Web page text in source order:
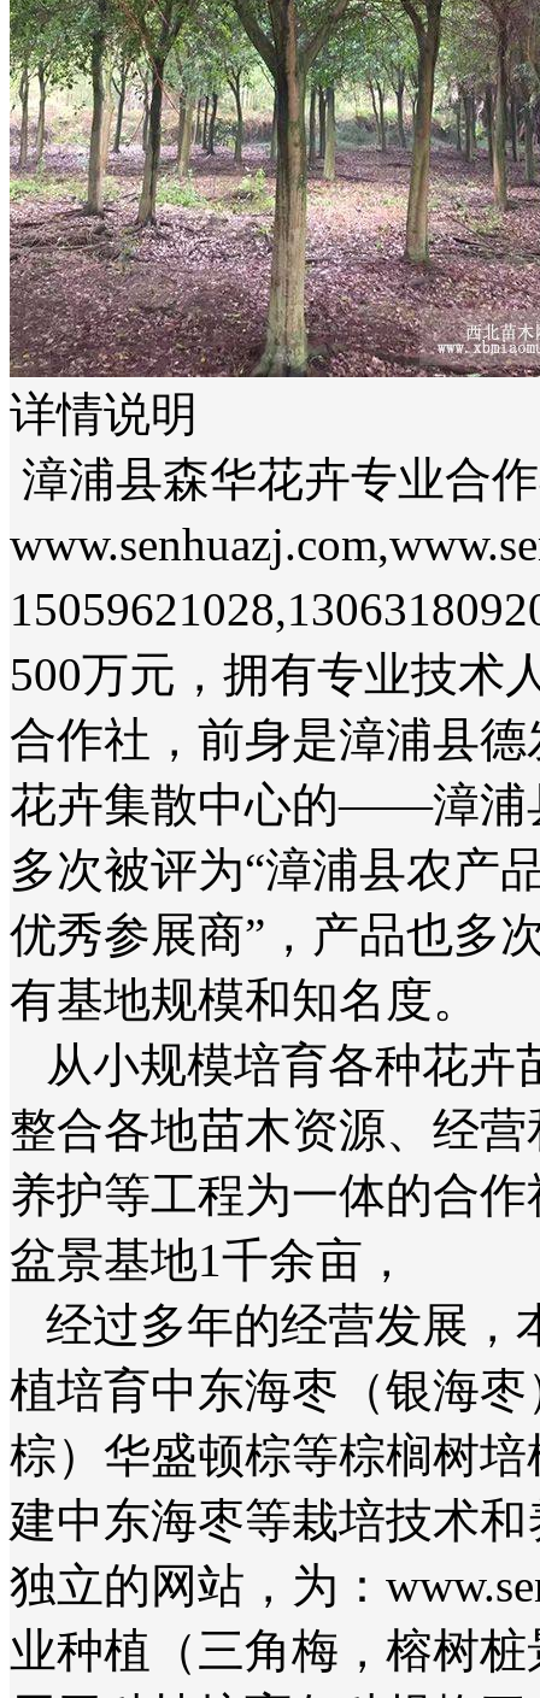
详情说明
漳浦县森华花卉专业合
500万元，拥有专业技术
合作社，前身是漳浦县
花卉集散中心的——漳浦
多次被评为“漳浦县农产
优秀参展商”，产品也多
有基地规模和知名度。
从小规模培育各种花卉
整合各地苗木资源、经
养护等工程为一体的合
盆景基地1千余亩，
经过多年的经营发展，
植培育中东海枣（银海
棕）华盛顿棕等棕榈树
建中东海枣等栽培技术
独立的网站，为：
业种植（三角梅，榕树